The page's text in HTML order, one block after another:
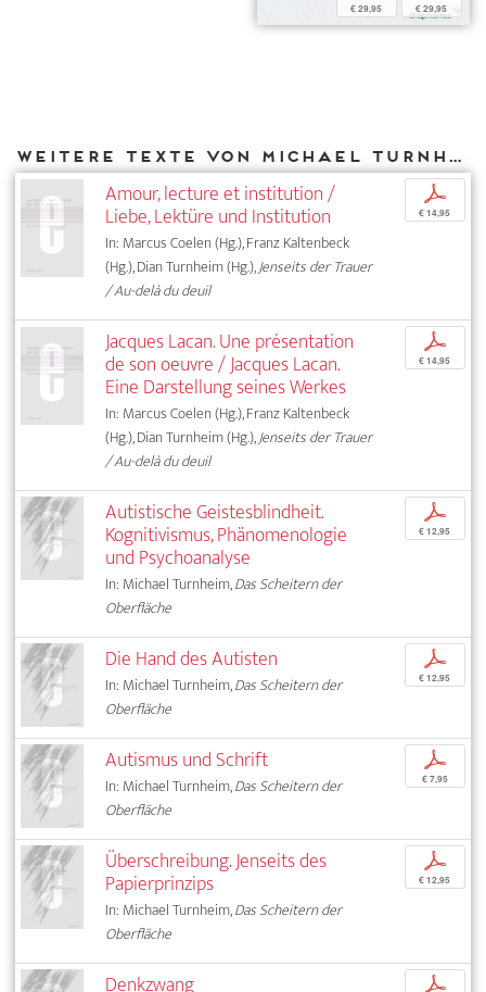
€ 29,95 € 29,95
Weitere Texte von Michael Turnheim bei DIAPHANES
Amour, lecture et institution /
Liebe, Lektüre und Institution
In: Marcus Coelen (Hg.), Franz Kaltenbeck
(Hg.), Dian Turnheim (Hg.),Jenseits der Trauer
/ Au-delà du deuil
p
€ 14,95
Jacques Lacan. Une présentation
de son oeuvre / Jacques Lacan.
Eine Darstellung seines Werkes
In: Marcus Coelen (Hg.), Franz Kaltenbeck
(Hg.), Dian Turnheim (Hg.),Jenseits der Trauer
/ Au-delà du deuil
p
€ 14,95
Autistische Geistesblindheit.
Kognitivismus, Phänomenologie
und Psychoanalyse
In: Michael Turnheim,Das Scheitern der
Oberfläche
p
€ 12,95
Die Hand des Autisten
In: Michael Turnheim,Das Scheitern der
Oberfläche
p
€ 12,95
Autismus und Schrift
In: Michael Turnheim,Das Scheitern der
Oberfläche
p
€ 7,95
Überschreibung. Jenseits des
Papierprinzips
In: Michael Turnheim,Das Scheitern der
Oberfläche
p
€ 12,95
Denkzwang p